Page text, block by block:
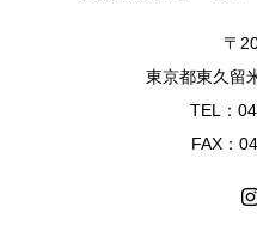
〒
東京都東久留
TEL：
FAX：